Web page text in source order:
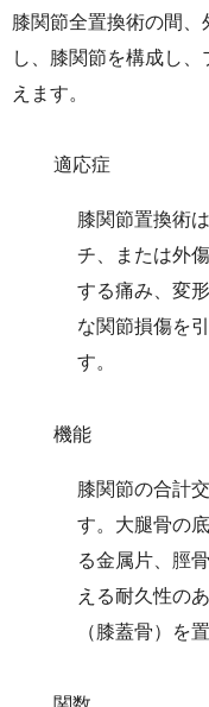
膝関節全置換術の間
し、膝関節を構成し
えます。
適応症
膝関節置換術
チ、または外
する痛み、変
な関節損傷を
す。
機能
膝関節の合計
す。大腿骨の
る金属片、脛
える耐久性の
（膝蓋骨）を